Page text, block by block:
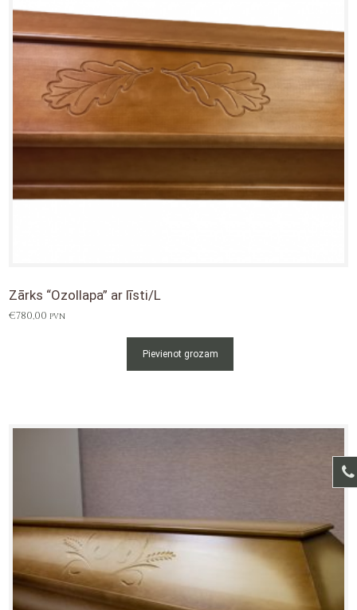
Zārks “Ozollapa” ar līsti/L
€780,00 PVN
Pievienot grozam